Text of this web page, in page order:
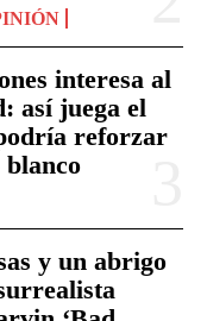
interesa al
así juega el
reforzar
y un abrigo